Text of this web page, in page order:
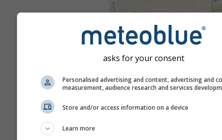
asks for your consent
Personalised advertising and content, advertising and
measurement, audience research and services
Store and/or access information on a device
Learn more